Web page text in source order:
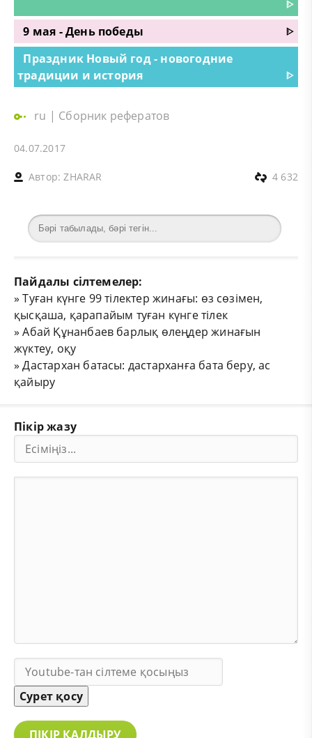
ᐈ
9 мая - День победы
ᐈ
Праздник Новый год - новогодние
традиции и история
ᐈ
ru | Сборник рефератов
04.07.2017
Автор:ZHARAR 4 632
Пайдалы сілтемелер:
»Туған күнге 99 тілектер жинағы: өз сөзімен,
қысқаша, қарапайым туған күнге тілек
»Абай Құнанбаев барлық өлеңдер жинағын
жүктеу, оқу
»Дастархан батасы: дастарханға бата беру, ас
қайыру
Пікір жазу
Сурет қосу
ПІКІР ҚАЛДЫРУ